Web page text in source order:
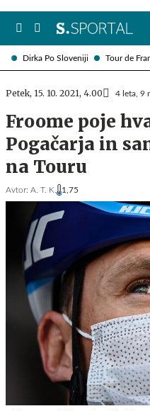
Dirka Po Sloveniji Tour de
Petek, 15. 10. 2021, 4.00 4 leta, 9
Froome poje
Pogačarja in
na Touru
Avtor: A. T. K. 1,75